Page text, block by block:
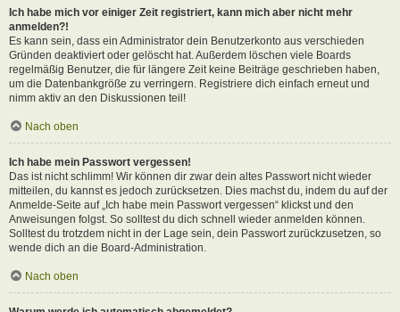
Ich habe mich vor einiger Zeit registriert, kann mich aber nicht mehr
anmelden?!
Es kann sein, dass ein Administrator dein Benutzerkonto aus verschieden
Gründen deaktiviert oder gelöscht hat. Außerdem löschen viele Boards
regelmäßig Benutzer, die für längere Zeit keine Beiträge geschrieben haben,
um die Datenbankgröße zu verringern. Registriere dich einfach erneut und
nimm aktiv an den Diskussionen teil!
Nach oben
Ich habe mein Passwort vergessen!
Das ist nicht schlimm! Wir können dir zwar dein altes Passwort nicht wieder
mitteilen, du kannst es jedoch zurücksetzen. Dies machst du, indem du auf der
Anmelde-Seite auf „Ich habe mein Passwort vergessen“ klickst und den
Anweisungen folgst. So solltest du dich schnell wieder anmelden können.
Solltest du trotzdem nicht in der Lage sein, dein Passwort zurückzusetzen, so
wende dich an die Board-Administration.
Nach oben